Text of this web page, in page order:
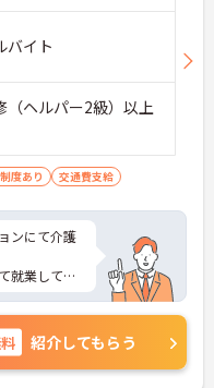
バイト
ヘルパー2級）以上
度あり 交通費支給
ンにて介護
就業して頂
お話致しま
紹介してもらう